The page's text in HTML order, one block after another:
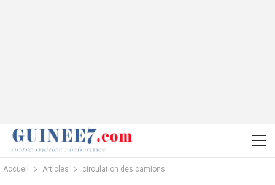
Accueil Articles circulation des camions